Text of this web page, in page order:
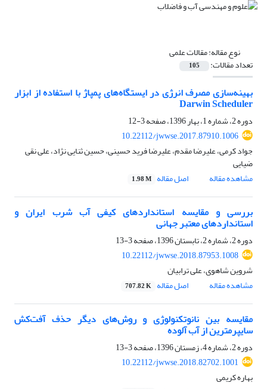
نوع مقاله:مقالات علمی
تعداد مقالات: 105
بهینه‌سازی مصرف انرژی در ایستگاه‌های پمپاژ با استفاده از ابزار
Darwin Scheduler
دوره 2، شماره 1، بهار 1396، صفحه
3-12
10.22112/jwwse.2017.87910.1006
جواد کرمی، علیرضا مقدم، علیرضا فرید حسینی، حسین ثنایی نژاد، علی نقی
ضیایی
مشاهده مقاله
اصل مقاله 1.98 M
بررسی و مقایسه استانداردهای کیفی آب شرب ایران و
استانداردهای معتبر جهانی
دوره 2، شماره 2، تابستان 1396، صفحه
3-13
10.22112/jwwse.2018.87953.1008
شروین شاهوی، علی ترابیان
مشاهده مقاله
اصل مقاله 707.82 K
مقایسه بین نانوتکنولوژی و روش‌های دیگر حذف آفت‌کش
سایپرمترین از آب آلوده
دوره 2، شماره 4، زمستان 1396، صفحه
3-13
10.22112/jwwse.2018.82702.1001
بهاره کریمی